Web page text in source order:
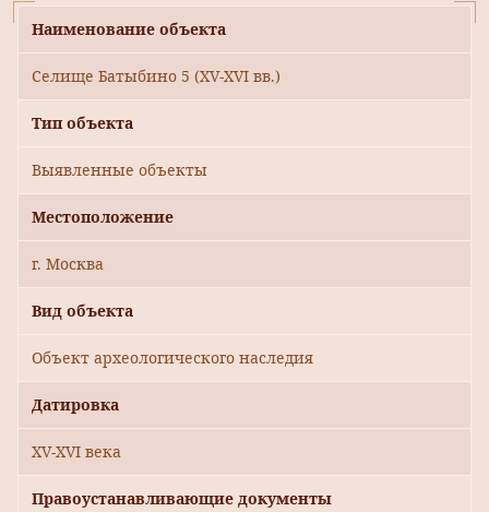
Наименование объекта
Селище Батыбино 5 (XV-XVI вв.)
Тип объекта
Выявленные объекты
Местоположение
г. Москва
Вид объекта
Объект археологического наследия
Датировка
XV-XVI века
Правоустанавливающие документы